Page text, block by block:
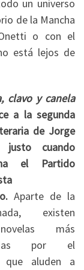
un universo
de la Mancha
o con el
está lejos de
clavo y canela
a la segunda
de Jorge
justo cuando
el Partido
Aparte de la
existen
más
por el
que aluden a